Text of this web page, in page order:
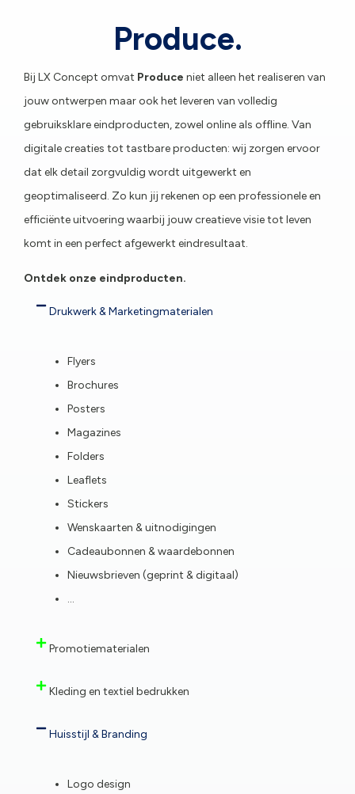
Produce.
Bij LX Concept omvat Produce niet alleen het realiseren van
jouw ontwerpen maar ook het leveren van volledig
gebruiksklare eindproducten, zowel online als offline. Van
digitale creaties tot tastbare producten: wij zorgen ervoor
dat elk detail zorgvuldig wordt uitgewerkt en
geoptimaliseerd. Zo kun jij rekenen op een professionele en
efficiënte uitvoering waarbij jouw creatieve visie tot leven
komt in een perfect afgewerkt eindresultaat.
Ontdek onze eindproducten.
Drukwerk & Marketingmaterialen
Flyers
Brochures
Posters
Magazines
Folders
Leaflets
Stickers
Wenskaarten & uitnodigingen
Cadeaubonnen & waardebonnen
Nieuwsbrieven (geprint & digitaal)
…
Promotiematerialen
Kleding en textiel bedrukken
Huisstijl & Branding
Logo design